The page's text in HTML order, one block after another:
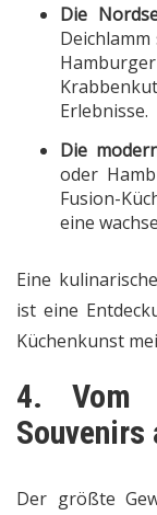
Die
Erlebnisse.
Die
oder
Fusion-
eine
Eine
ist eine
Küchenkunst
4. Vom
Souvenirs
Der größte